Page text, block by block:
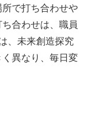
で打ち合わせや
合わせは、職員
、未来創造探究
異なり、毎日変